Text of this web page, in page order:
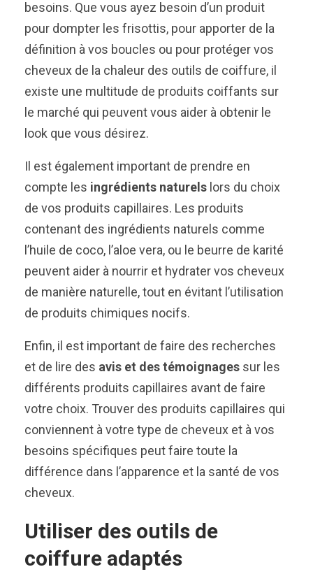
besoins. Que vous ayez besoin d’un produit
pour dompter les frisottis, pour apporter de la
définition à vos boucles ou pour protéger vos
cheveux de la chaleur des outils de coiffure, il
existe une multitude de produits coiffants sur
le marché qui peuvent vous aider à obtenir le
look que vous désirez.
Il est également important de prendre en
compte les ingrédients naturels lors du choix
de vos produits capillaires. Les produits
contenant des ingrédients naturels comme
l’huile de coco, l’aloe vera, ou le beurre de karité
peuvent aider à nourrir et hydrater vos cheveux
de manière naturelle, tout en évitant l’utilisation
de produits chimiques nocifs.
Enfin, il est important de faire des recherches
et de lire des avis et des témoignages sur les
différents produits capillaires avant de faire
votre choix. Trouver des produits capillaires qui
conviennent à votre type de cheveux et à vos
besoins spécifiques peut faire toute la
différence dans l’apparence et la santé de vos
cheveux.
Utiliser des outils de
coiffure adaptés